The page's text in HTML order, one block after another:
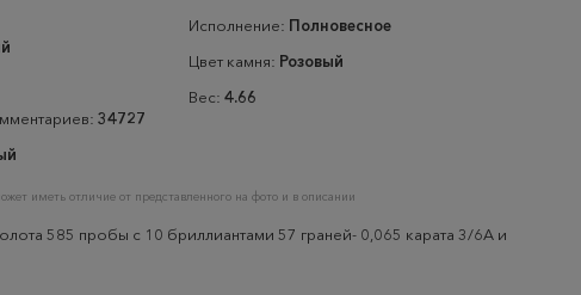
34727
Исполнение: Полновесное
Цвет камня: Розовый
Вес: 4.66
иметь отличие от представленного на фото и в описании
585 пробы с 10 бриллиантами 57 граней- 0,065 карата 3/6А и